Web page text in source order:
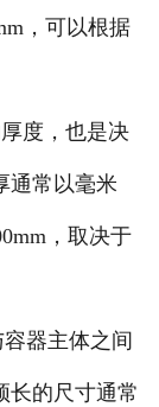
，可以根据
度，也是决
通常以毫米
，取决于
器主体之间
长的尺寸通常